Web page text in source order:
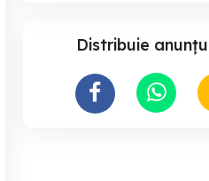
Distribuie